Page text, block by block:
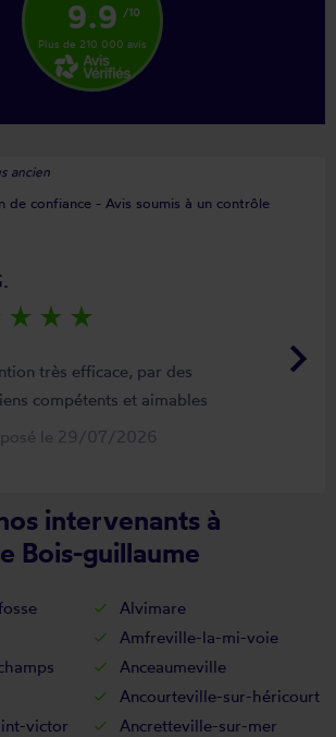
9.9 /10
Plus de 210 000 avis
ancien
de confiance - Avis soumis à un contrôle
keyboard_arrow_right
star_rate star_rate star_rate
très efficace, par des
compétents et aimables
le 29/07/2026
intervenants à
Bois-guillaume
Alvimare
Amfreville-la-mi-voie
Anceaumeville
Ancourteville-sur-héricourt
victor
Ancretteville-sur-mer